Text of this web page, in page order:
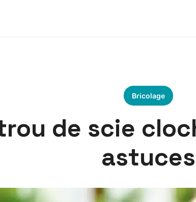
Bricolage
de scie
astuces